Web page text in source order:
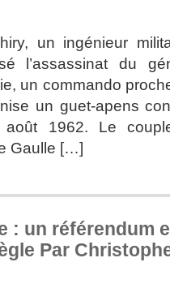
un ingénieur
l’assassinat du
un commando
un guet-apens
1962. Le
Gaulle […]
: un référendum
Par